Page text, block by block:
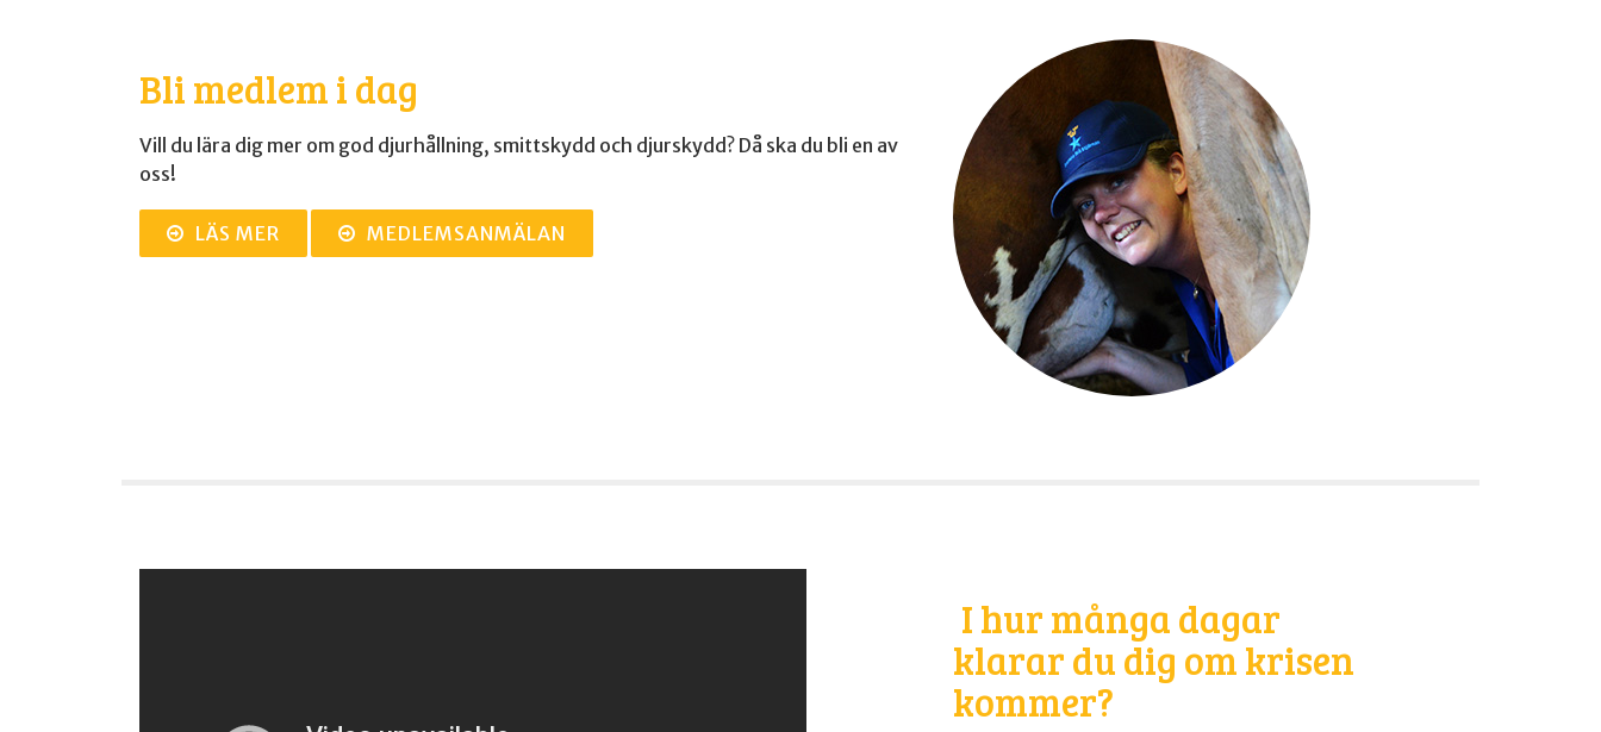
Bli medlem i dag
Vill du lära dig mer om god djurhållning, smittskydd och djurskydd? Då ska du bli en av
oss!
LÄS MER MEDLEMSANMÄLAN
I hur många dagar
klarar du dig om krisen
kommer?